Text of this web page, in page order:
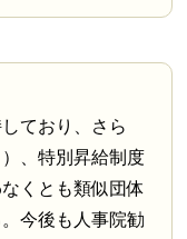
ており、さら
、特別昇給制度
くとも類似団体
今後も人事院勧